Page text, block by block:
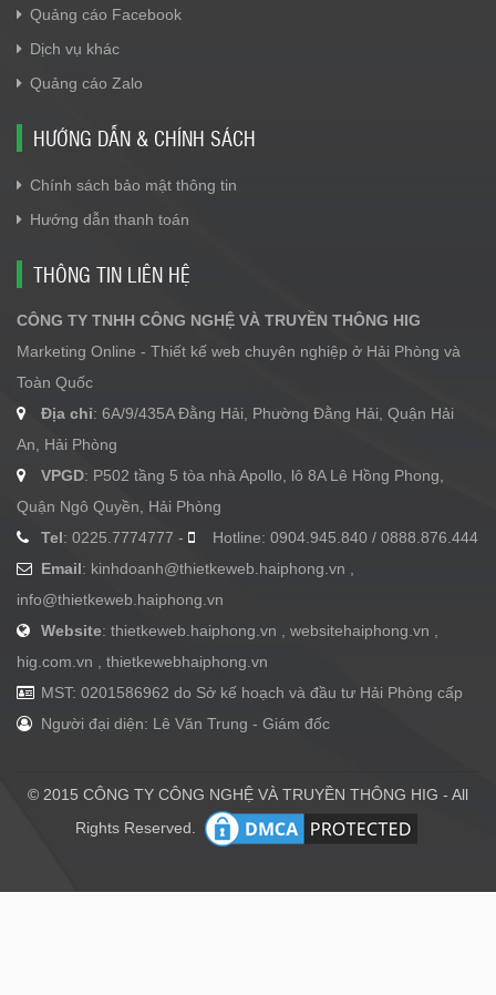
Quảng cáo Facebook
Dịch vụ khác
Quảng cáo Zalo
HƯỚNG DẪN & CHÍNH SÁCH
Chính sách bảo mật thông tin
Hướng dẫn thanh toán
THÔNG TIN LIÊN HỆ
CÔNG TY TNHH CÔNG NGHỆ VÀ TRUYỀN THÔNG HIG
Marketing Online - Thiết kế web chuyên nghiệp ở Hải Phòng và
Toàn Quốc
Địa chỉ: 6A/9/435A Đằng Hải, Phường Đằng Hải, Quận Hải
An, Hải Phòng
VPGD: P502 tầng 5 tòa nhà Apollo, lô 8A Lê Hồng Phong,
Quận Ngô Quyền, Hải Phòng
Tel: 0225.7774777 -
Hotline: 0904.945.840 / 0888.876.444
Email: kinhdoanh@thietkeweb.haiphong.vn
info@thietkeweb.haiphong.vn
Website: thietkeweb.haiphong.vn , websitehaiphong.vn ,
hig.com.vn , thietkewebhaiphong.vn
MST: 0201586962 do Sở kế hoạch và đầu tư Hải Phòng cấp
Người đại diện: Lê Văn Trung - Giám đốc
© 2015 CÔNG TY CÔNG NGHỆ VÀ TRUYỀN THÔNG HIG - All
Rights Reserved.